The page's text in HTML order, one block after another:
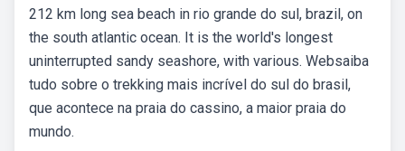
212 km long sea beach in rio grande do sul, brazil, on
the south atlantic ocean. It is the world's longest
uninterrupted sandy seashore, with various. Websaiba
tudo sobre o trekking mais incrível do sul do brasil,
que acontece na praia do cassino, a maior praia do
mundo.